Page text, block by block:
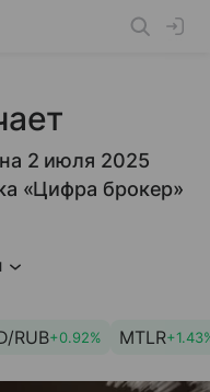
2 июля 2025
«Цифра брокер»
RUB+0.92% MTLR